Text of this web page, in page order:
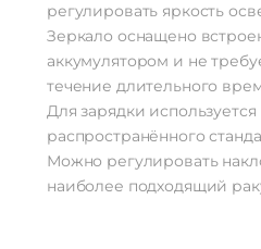
регулировать яркость
Зеркало оснащено
аккумулятором и не
течение длительного
Для зарядки используется
распространённого
Можно регулировать
наиболее подходящий